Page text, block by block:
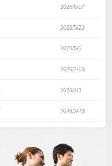
2026/6/17
2026/5/23
2026/5/5
2026/4/13
2026/4/3
2026/3/23